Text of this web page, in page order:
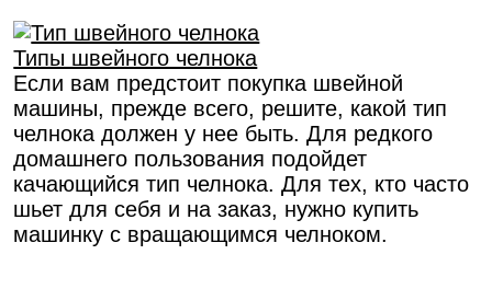
Типы швейного челнока
Если вам предстоит покупка швейной
машины, прежде всего, решите, какой тип
челнока должен у нее быть. Для редкого
домашнего пользования подойдет
качающийся тип челнока. Для тех, кто часто
шьет для себя и на заказ, нужно купить
машинку с вращающимся челноком.